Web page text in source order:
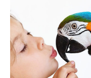
Kurumsal
Ana Sayfa